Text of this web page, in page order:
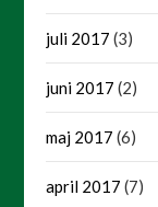
juli 2017 (3)
juni 2017 (2)
maj 2017 (6)
april 2017 (7)